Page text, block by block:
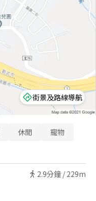
街景及路線導航
休閒 寵物
2.9分鐘 / 229m